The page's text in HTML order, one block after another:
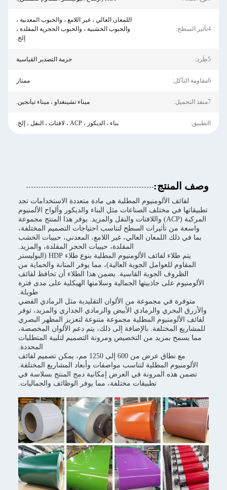
4تأثير السطح:
اللمعان العالي ، غير اللامع ، والحبوب المعدنية ،
والحبوب الخشبية ، والحبوب الحجرية المقلدة ،
إلخ.
5طَرد: حزمة التصدير القياسية
6مقاومة التآكل: ممتاز
7منفذ التحميل: ميناء تشينغداو ، ميناء تيانجين.
8تطبيق: بناء ، الديكور ، ACP ، لافتات ، النقل ، إلخ.
وصف المنتج:
لفائف الألومنيوم المطلية هي مادة متعددة الاستخدامات تجد
تطبيقاتها في مختلف الصناعات مثل البناء والديكور وألواح الألمنيوم
المركبة (ACP) واللافتات والنقل والمزيد. يوفر هذا المنتج مجموعة
واسعة من تأثيرات السطح لتناسب احتياجات التصميم المختلفة،
بما في ذلك اللمعان العالي، غير اللامع، المعدني، حبيبات الخشب
المقلدة، حبيبات الحجر المقلدة، والمزيد.
يتم طلاء لفائف الألومنيوم المطلية بنوع طلاء HDP (البوليستر
المقاوم للعوامل الجوية العالية)، مما يوفر المتانة والحماية من
الظروف الجوية القاسية. يضمن هذا الطلاء أن تحافظ لفائف
الألومنيوم على جاذبيتها الجمالية وسلامتها الهيكلية على مدى فترة
طويلة.
متوفرة في مجموعة من الألوان التقليدية مثل الرمادي الفضي
والأزرق البحري والرمادي الأبيض والرمادي الجداري والمزيد، توفر
لفائف الألومنيوم المطلية مجموعة متنوعة لتعزيز المظهر البصري
للمشاريع المختلفة. بالإضافة إلى ذلك، يتم دعم الألوان المخصصة،
مما يسمح بمزيد من التخصيص ومرونة التصميم لتلبية المتطلبات
المحددة.
مع نطاق عرض من 600 إلى 1250 مم، يمكن تصميم لفائف
الألومنيوم المطلية لتناسب مواصفات وأبعاد المشاريع المختلفة.
تضمن هذه المرونة في العرض إمكانية دمج المنتج بسلاسة في
تطبيقات مختلفة، مما يوفر الوظائف والجماليات.